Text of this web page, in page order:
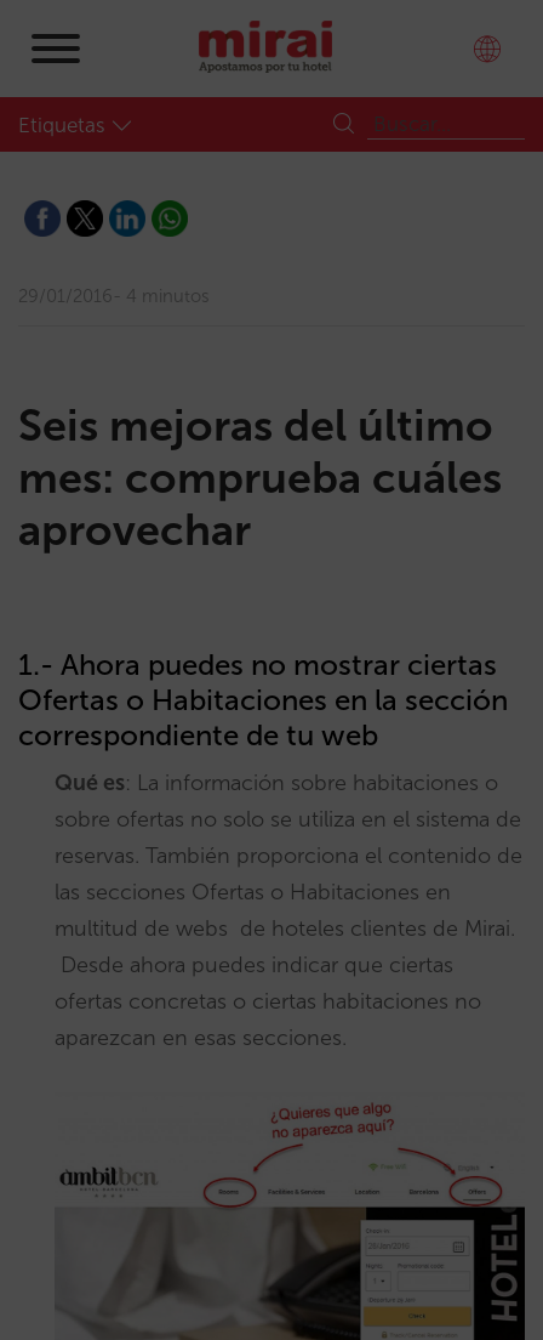
Etiquetas
29/01/2016 4 minutos
Seis mejoras del último
mes: comprueba cuáles
aprovechar
1.- Ahora puedes no mostrar ciertas
Ofertas o Habitaciones en la sección
correspondiente de tu web
Qué es: La información sobre habitaciones o
sobre ofertas no solo se utiliza en el sistema de
reservas. También proporciona el contenido de
las secciones Ofertas o Habitaciones en
multitud de webs de hoteles clientes de Mirai.
Desde ahora puedes indicar que ciertas
ofertas concretas o ciertas habitaciones no
aparezcan en esas secciones.